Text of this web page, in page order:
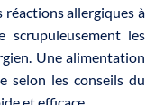
allergiques à
scrupuleusement les
Une alimentation
selon les conseils du